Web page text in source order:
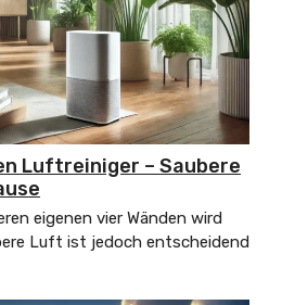
Luftreiniger – Saubere
eigenen vier Wänden wird
Luft ist jedoch entscheidend